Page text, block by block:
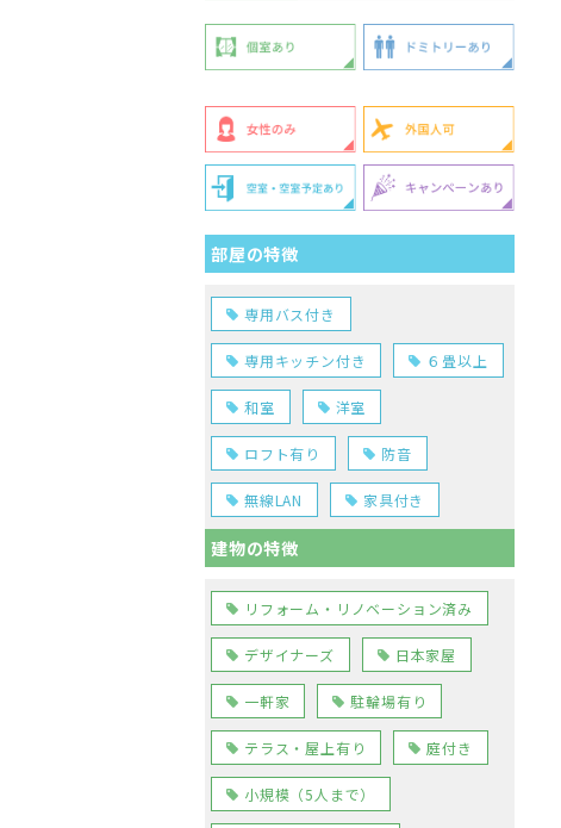
部屋の特徴
専用バス付き
専用キッチン付き ６畳以上
和室 洋室
ロフト有り 防音
無線LAN 家具付き
建物の特徴
リフォーム・リノベーション済み
デザイナーズ 日本家屋
一軒家 駐輪場有り
テラス・屋上有り 庭付き
小規模（5人まで）